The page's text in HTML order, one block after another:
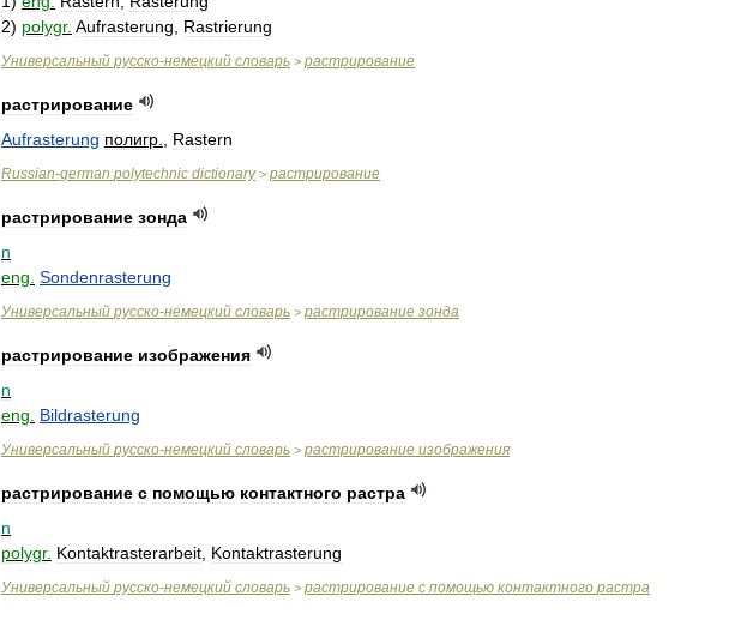
2) polygr. Aufrasterung Rastrierung
Универсальный русско-немецкий словарь > растрирование
растрирование
Aufrasterung полигр Rastern
Russian-german polytechnic dictionary> растрирование
растрирование зонда
n
eng Sondenrasterung
Универсальный русско-немецкий словарь > растрирование зонда
растрирование изображения
n
eng
Bildrasterung
Универсальный русско-немецкий словарь > растрирование изображения
растрирование с помощью контактного растра
n
polygr. Kontaktrasterarbeit Kontaktrasterung
Универсальный русско-немецкий словарь > растрирование с помощью контактного растра